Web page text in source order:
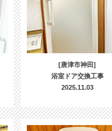
[唐津市神田]
浴室ドア交換工事
2025.11.03